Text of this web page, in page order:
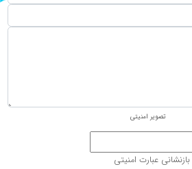
بازنشانی عبارت امنیتی